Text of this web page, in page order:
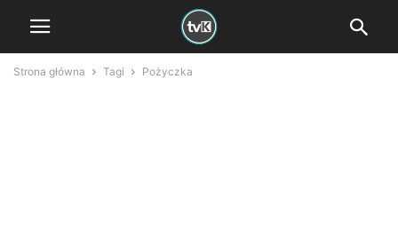
Strona główna Tagi Pożyczka